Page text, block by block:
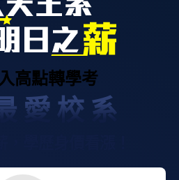
高點轉學考
愛校系
，學歷身價看漲！